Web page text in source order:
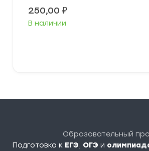
250,00 ₽
В наличии
Образовательный
Подготовка к ЕГЭ, ОГЭ и